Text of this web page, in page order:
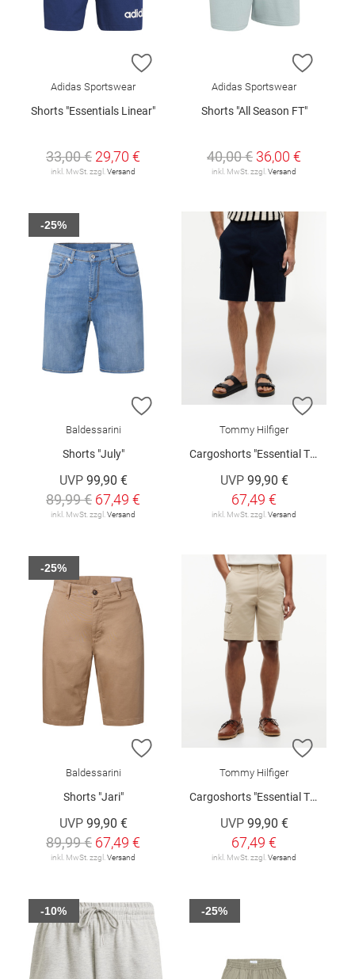
ZUR WUNSCHLISTE HINZUFÜGEN
Adidas Sportswear
Shorts "Essentials Linear"
33,00 € 29,70 €
inkl. MwSt. zzgl. Versand
ZUR
Adidas Sportswear
Shorts "All Season FT"
40,00 € 36,00 €
inkl. MwSt. zzgl. Versand
ZUR WUNSCHLISTE HINZUFÜGEN
Baldessarini
Shorts "July"
UVP 99,90 €
89,99 € 67,49 €
inkl. MwSt. zzgl. Versand
-25%
ZUR
Tommy Hilfiger
Cargoshorts "Essential Twill"
UVP 99,90 €
67,49 €
inkl. MwSt. zzgl. Versand
ZUR WUNSCHLISTE HINZUFÜGEN
Baldessarini
Shorts "Jari"
UVP 99,90 €
89,99 € 67,49 €
inkl. MwSt. zzgl. Versand
-25%
ZUR
Tommy Hilfiger
Cargoshorts "Essential Twill"
UVP 99,90 €
67,49 €
inkl. MwSt. zzgl. Versand
-10% -25%